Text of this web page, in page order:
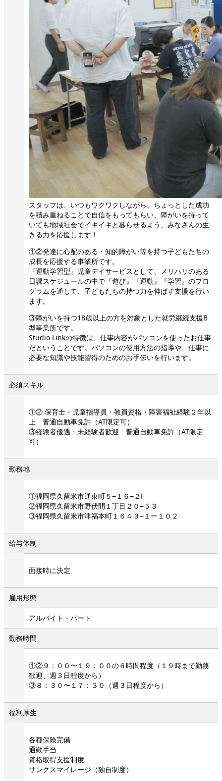
スタッフは、いつもワクワクしながら、ちょっとした成功
を積み重ねることで自信をもってもらい、障がいを持って
いても地域社会でイキイキと暮らせるよう、みなさんの生
きる力を応援します！
①②発達に心配のある・知的障がい等を持つ子どもたちの
成長を応援する事業所です。
『運動学習型』児童デイサービスとして、メリハリのある
日課スケジュールの中で『遊び』『運動』『学習』のプロ
グラムを通して、子どもたちの持つ力を伸ばす支援を行い
ます。
③障がいを持つ18歳以上の方を対象とした就労継続支援B
型事業所です。
Studio Linkの特徴は、仕事内容がパソコンを使ったお仕事
だということです。パソコンの使用方法の指導や、仕事に
必要な知識や技能習得のためのお手伝いを行います。
必須スキル
①② 保育士・児童指導員・教員資格・障害福祉経験２年以
上 普通自動車免許（AT限定可）
③経験者優遇・未経験者歓迎 普通自動車免許（AT限定
可）
勤務地
①福岡県久留米市通東町５−１６−２F
②福岡県久留米市野伏間１丁目２０−５３
③福岡県久留米市津福本町１６４３−１ー１０２
給与体制
面接時に決定
雇用形態
アルバイト・パート
勤務時間
①②９：００〜１９：００の６時間程度（１９時まで勤務
歓迎、週３日程度から）
③８：３０〜１７：３０（週３日程度から）
福利厚生
各種保険完備
通勤手当
資格取得支援制度
サンクスマイレージ（独自制度）